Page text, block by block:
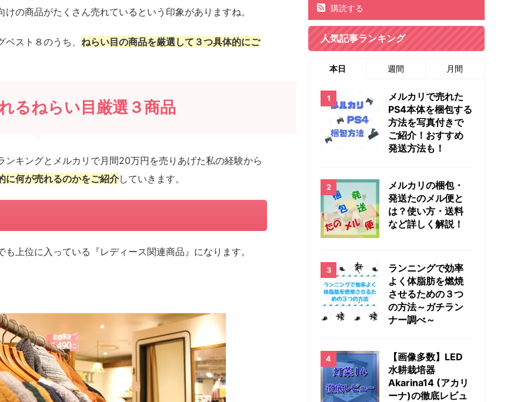
の商品がたくさん売れているという印象がありますね。
スト８のうち、 ねらい目の商品を厳選して３つ具体的にご
るねらい目厳選３商品
キングとメルカリで月間20万円を売りあげた私の経験から
に何が売れるのかをご紹介していきます。
上位に入っている『レディース関連商品』になります。
購読する
人気記事ランキング
本日 週間 月間
メルカリで売れた
PS4本体を梱包する
方法を写真付きで
ご紹介！おすすめ
発送方法も！
メルカリの梱包・
発送たのメル便と
は？使い方・送料
など詳しく解説！
ランニングで効率
よく体脂肪を燃焼
させるための３つ
の方法～ガチラン
ナー調べ～
【画像多数】LED
水耕栽培器
Akarina14 (アカリ
ーナ)の徹底レビュ